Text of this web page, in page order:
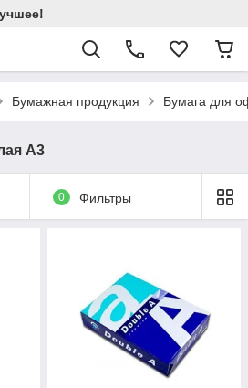
Бумажная продукция Бумага для
А3
0 Фильтры